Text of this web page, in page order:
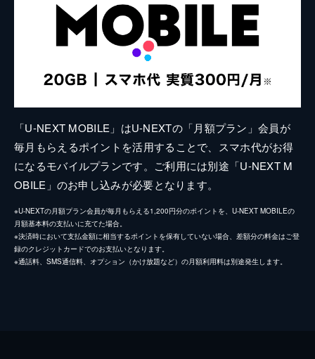
「U-NEXT MOBILE」はU-NEXTの「月額プラン」会員が
毎月もらえるポイントを活用することで、スマホ代がお得
になるモバイルプランです。ご利用には別途「U-NEXT M
OBILE」のお申し込みが必要となります。
※U-NEXTの月額プラン会員が毎月もらえる1,200円分のポイントを、U-NEXT MOBILEの
月額基本料の支払いに充てた場合。
※決済時において支払金額に相当するポイントを保有していない場合、差額分の料金はご登
録のクレジットカードでのお支払いとなります。
※通話料、SMS通信料、オプション（かけ放題など）の月額利用料は別途発生します。